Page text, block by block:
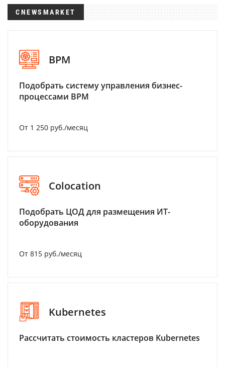
CNEWSMARKET
BPM
Подобрать систему управления бизнес-
процессами BPM
От 1 250 руб./месяц
Colocation
Подобрать ЦОД для размещения ИТ-
оборудования
От 815 руб./месяц
Kubernetes
Рассчитать стоимость кластеров Kubernetes